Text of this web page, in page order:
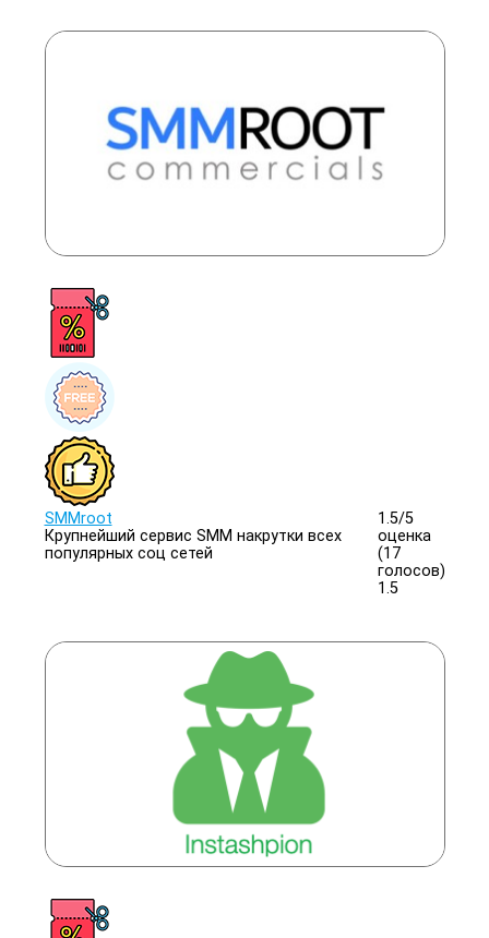
SMMroot
Крупнейший сервис SMM накрутки всех
популярных соц сетей
1.5/5
оценка
(17
голосов)
1.5